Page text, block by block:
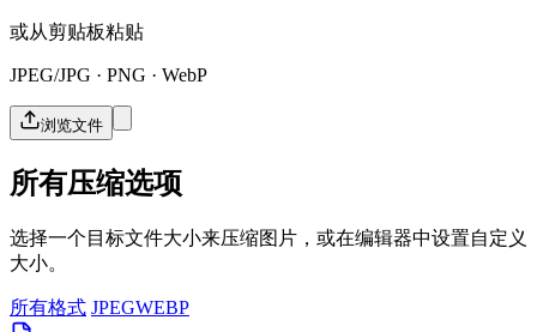
或从剪贴板粘贴
JPEG/JPG · PNG · WebP
浏览文件
所有压缩选项
选择一个目标文件大小来压缩图片，或在编辑器中设置自定义
大小。
所有格式 JPEGWEBP